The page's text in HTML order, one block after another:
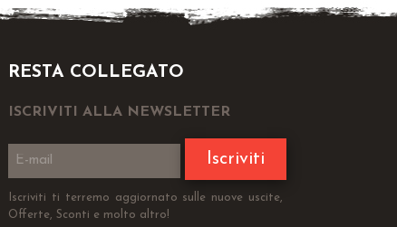
RESTA COLLEGATO
ISCRIVITI ALLA NEWSLETTER
Iscriviti
Iscriviti ti terremo aggiornato sulle nuove uscite,
Offerte, Sconti e molto altro!